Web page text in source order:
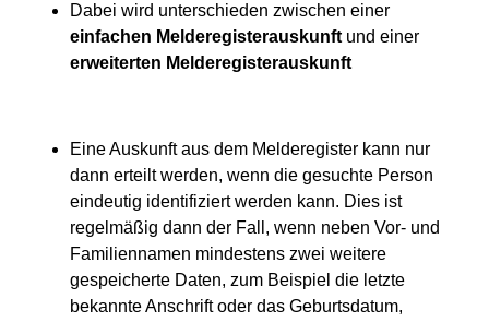
Dabei wird unterschieden zwischen einer
einfachen Melderegisterauskunft und einer
erweiterten Melderegisterauskunft
Eine Auskunft aus dem Melderegister kann nur
dann erteilt werden, wenn die gesuchte Person
eindeutig identifiziert werden kann. Dies ist
regelmäßig dann der Fall, wenn neben Vor- und
Familiennamen mindestens zwei weitere
gespeicherte Daten, zum Beispiel die letzte
bekannte Anschrift oder das Geburtsdatum,